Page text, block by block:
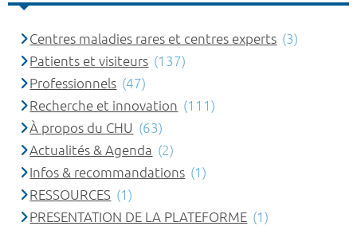
Centres maladies rares et centres experts (3)
Patients et visiteurs (137)
Professionnels (47)
Recherche et innovation (111)
À propos du CHU (63)
Actualités & Agenda (2)
Infos & recommandations (1)
RESSOURCES (1)
PRESENTATION DE LA PLATEFORME (1)